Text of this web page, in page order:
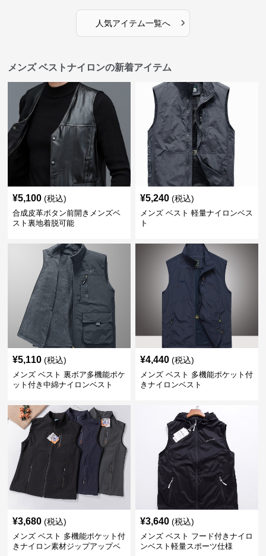
人気アイテム一覧へ ›
メンズ ベストナイロンの新着アイテム
¥5,100 (税込)
合成皮革ボタン前開きメンズベ
スト裏地着脱可能
¥5,240 (税込)
メンズ ベスト 軽量ナイロンベス
ト
¥5,110 (税込)
メンズ ベスト 裏ボア多機能ポケ
ット付き中綿ナイロンベスト
¥4,440 (税込)
メンズ ベスト 多機能ポケット付
きナイロンベスト
¥3,680 (税込)
メンズ ベスト 多機能ポケット付
きナイロン素材ジップアップベ
¥3,640 (税込)
メンズ ベスト フード付きナイロ
ンベスト軽量スポーツ仕様